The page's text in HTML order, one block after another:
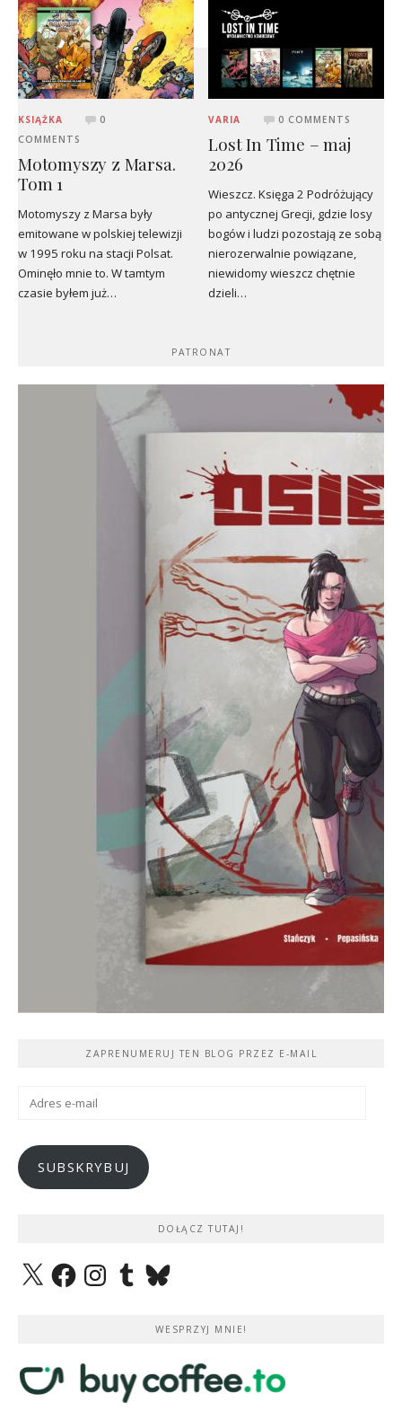
KSIĄŻKA
0
COMMENTS
Motomyszy z Marsa.
Tom 1
Motomyszy z Marsa były
emitowane w polskiej telewizji
w 1995 roku na stacji Polsat.
Ominęło mnie to. W tamtym
czasie byłem już…
VARIA 0 COMMENTS
Lost In Time – maj
2026
Wieszcz. Księga 2 Podróżujący
po antycznej Grecji, gdzie losy
bogów i ludzi pozostają ze sobą
nierozerwalnie powiązane,
niewidomy wieszcz chętnie
dzieli…
PATRONAT
ZAPRENUMERUJ TEN BLOG PRZEZ E-MAIL
SUBSKRYBUJ
DOŁĄCZ TUTAJ!
X FacebookInstagramTumblrBluesky
WESPRZYJ MNIE!